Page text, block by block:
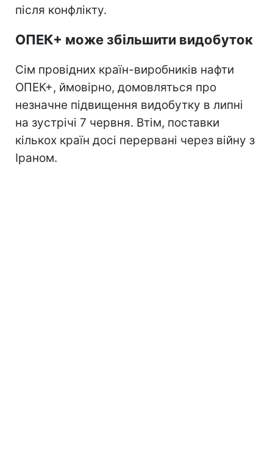
після конфлікту.
ОПЕК+ може збільшити видобуток
Сім провідних країн-виробників нафти
ОПЕК+, ймовірно, домовляться про
незначне підвищення видобутку в липні
на зустрічі 7 червня. Втім, поставки
кількох країн досі перервані через війну з
Іраном.